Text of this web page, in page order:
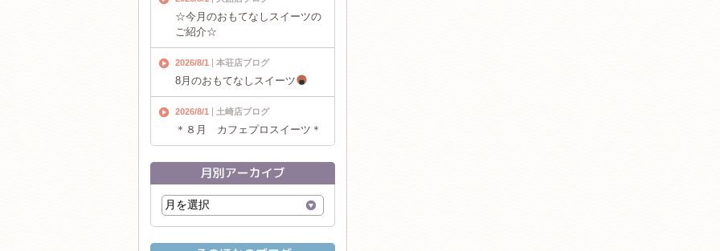
☆今月のおもてなしスイーツの
ご紹介☆
2026/8/1 本荘店ブログ
8月のおもてなしスイーツ
2026/8/1 土崎店ブログ
＊８月 カフェプロスイーツ＊